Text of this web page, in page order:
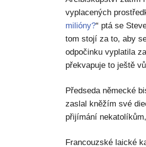
vyplacených
milióny?“ ptá se
tom stojí za to, aby
odpočinku vyplatila
překvapuje to ještě
Předseda německé
zaslal kněžím své
přijímání
Francouzské laické